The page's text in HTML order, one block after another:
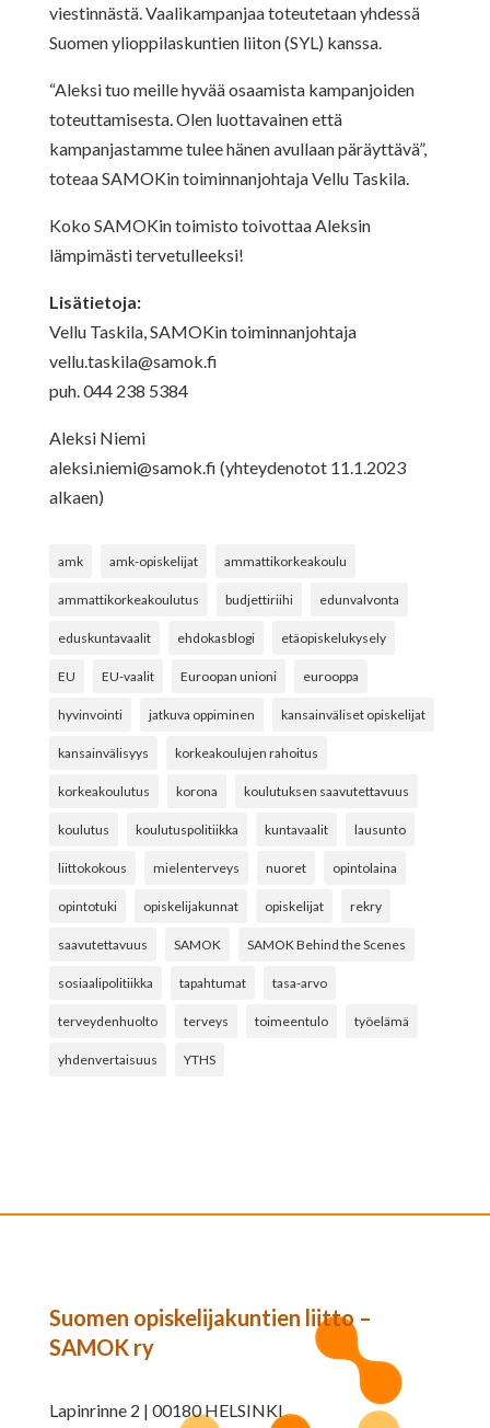
viestinnästä. Vaalikampanjaa toteutetaan yhdessä
Suomen ylioppilaskuntien liiton (SYL) kanssa.
“Aleksi tuo meille hyvää osaamista kampanjoiden
toteuttamisesta. Olen luottavainen että
kampanjastamme tulee hänen avullaan päräyttävä”,
toteaa SAMOKin toiminnanjohtaja Vellu Taskila.
Koko SAMOKin toimisto toivottaa Aleksin
lämpimästi tervetulleeksi!
Lisätietoja:
Vellu Taskila, SAMOKin toiminnanjohtaja
vellu.taskila@samok.fi
puh. 044 238 5384
Aleksi Niemi
aleksi.niemi@samok.fi (yhteydenotot 11.1.2023
alkaen)
amk amk-opiskelijat ammattikorkeakoulu
ammattikorkeakoulutus budjettiriihi edunvalvonta
eduskuntavaalit ehdokasblogi etäopiskelukysely
EU EU-vaalit Euroopan unioni eurooppa
hyvinvointi jatkuva oppiminen kansainväliset opiskelijat
kansainvälisyys korkeakoulujen rahoitus
korkeakoulutus korona koulutuksen saavutettavuus
koulutus koulutuspolitiikka kuntavaalit lausunto
liittokokous mielenterveys nuoret opintolaina
opintotuki opiskelijakunnat opiskelijat rekry
saavutettavuus SAMOK SAMOK Behind the Scenes
sosiaalipolitiikka tapahtumat tasa-arvo
terveydenhuolto terveys toimeentulo työelämä
yhdenvertaisuus YTHS
Suomen opiskelijakuntien liitto –
SAMOK ry
Lapinrinne 2 | 00180 HELSINKI